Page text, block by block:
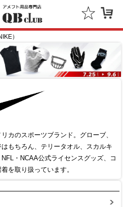
）
カのスポーツブランド。グローブ、
もちろん、テリータオル、スカルキ
・NCAA公式ライセンスグッズ、コ
を取り扱っています。